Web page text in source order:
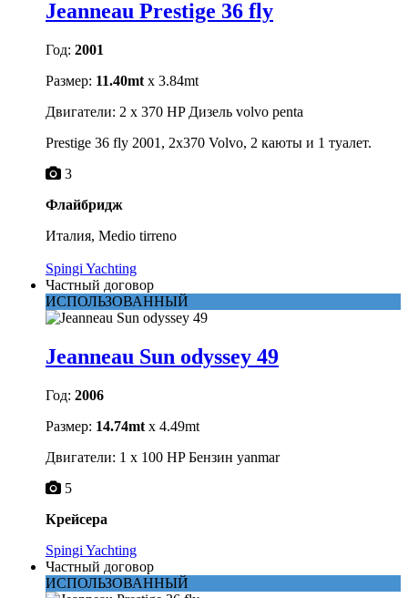
Jeanneau Prestige 36 fly
Год: 2001
Размер: 11.40mt x 3.84mt
Двигатели: 2 x 370 HP Дизель volvo penta
Prestige 36 fly 2001, 2x370 Volvo, 2 каюты и 1 туалет.
3
Флайбридж
Италия, Medio tirreno
Spingi Yachting
Частный договор
ИСПОЛЬЗОВАННЫЙ
Jeanneau Sun odyssey 49
Год: 2006
Размер: 14.74mt x 4.49mt
Двигатели: 1 x 100 HP Бензин yanmar
5
Крейсера
Spingi Yachting
Частный договор
ИСПОЛЬЗОВАННЫЙ